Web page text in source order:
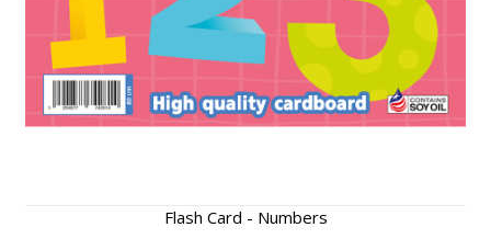
Flash Card - Numbers